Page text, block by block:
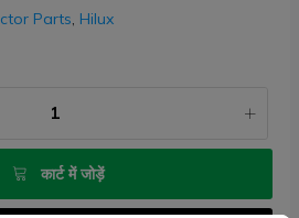
Parts, Hilux
कार्ट में जोड़ें